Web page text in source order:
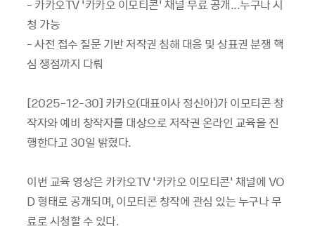
- 카카오TV ‘카카오 이모티콘’ 채널 무료 공개...누구나 시
청 가능
- 사전 접수 질문 기반 저작권 침해 대응 및 상표권 분쟁 핵
심 쟁점까지 다뤄
[2025-12-30] 카카오(대표이사 정신아)가 이모티콘 창
작자와 예비 창작자를 대상으로 저작권 온라인 교육을 진
행한다고 30일 밝혔다.
이번 교육 영상은 카카오TV ‘카카오 이모티콘’ 채널에 VO
D 형태로 공개되며, 이모티콘 창작에 관심 있는 누구나 무
료로 시청할 수 있다.